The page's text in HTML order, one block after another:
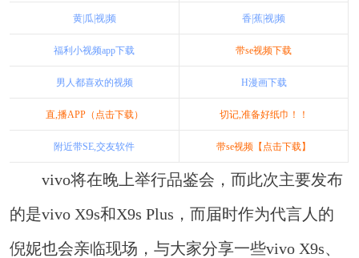
黄|瓜|视|频 香|蕉|视|频
福利小视频app下载 带se视频下载
男人都喜欢的视频 H漫画下载
直,播APP（点击下载） 切记,准备好纸巾！！
附近带SE,交友软件 带se视频【点击下载】
vivo将在晚上举行品鉴会，而此次主要发布
的是vivo X9s和X9s Plus，而届时作为代言人的
倪妮也会亲临现场，与大家分享一些vivo X9s、